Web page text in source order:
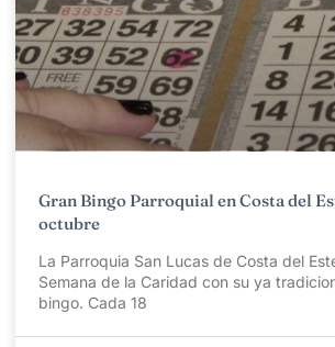
Gran Bingo Parroquial en Costa del
octubre
La Parroquia San Lucas de Costa del
Semana de la Caridad con su ya
bingo. Cada 18